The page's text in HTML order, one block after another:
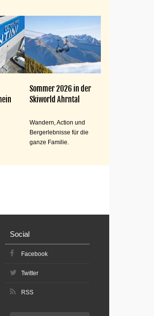
Sommer 2026 in der
Skiworld Ahrntal
Wandern, Action und
Bergerlebnisse für die
ganze Familie.
Social
Facebook
Twitter
RSS